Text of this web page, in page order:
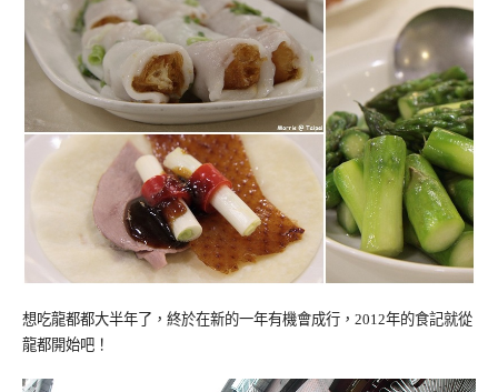
想吃龍都都大半年了，終於在新的一年有機會成行，2012年的食記就從
龍都開始吧！